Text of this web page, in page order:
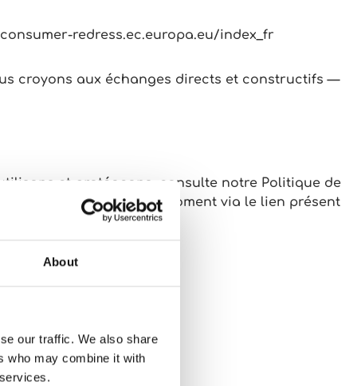
About
our traffic. We also share
who may combine it with
redress.ec.europa.eu/index_fr
croyons aux échanges directs et constructifs —
et protégeons, consulte notre Politique de
te désabonner à tout moment via le lien présent